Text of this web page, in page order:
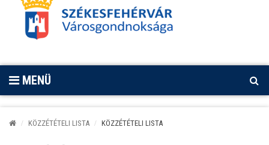
MENÜ
KÖZZÉTÉTELI LISTA KÖZZÉTÉTELI LISTA